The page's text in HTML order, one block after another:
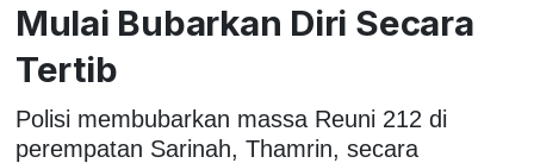
Mulai Bubarkan Diri Secara
Tertib
Polisi membubarkan massa Reuni 212 di
perempatan Sarinah, Thamrin, secara